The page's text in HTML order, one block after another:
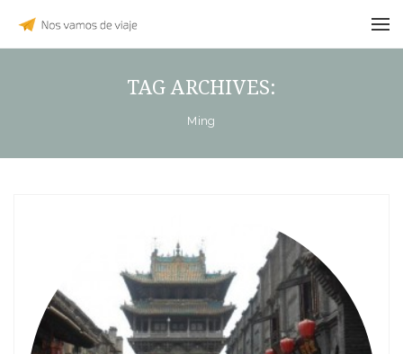
TAG ARCHIVES:
Ming